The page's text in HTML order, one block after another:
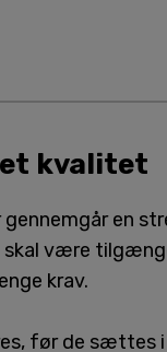
kvalitet
gennemgår en
være
krav.
før de